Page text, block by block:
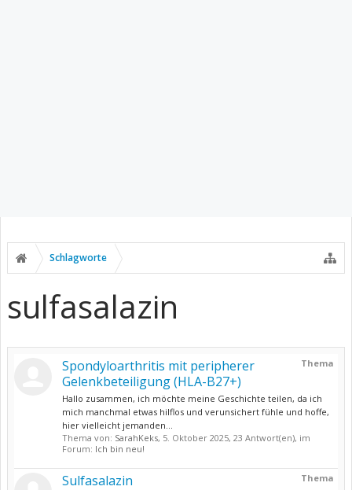
Schlagworte
sulfasalazin
Thema
Spondyloarthritis mit peripherer
Gelenkbeteiligung (HLA-B27+)
Hallo zusammen, ich möchte meine Geschichte teilen, da ich
mich manchmal etwas hilflos und verunsichert fühle und hoffe,
hier vielleicht jemanden...
Thema von: SarahKeks, 5. Oktober 2025, 23 Antwort(en), im
Forum: Ich bin neu!
Thema
Sulfasalazin